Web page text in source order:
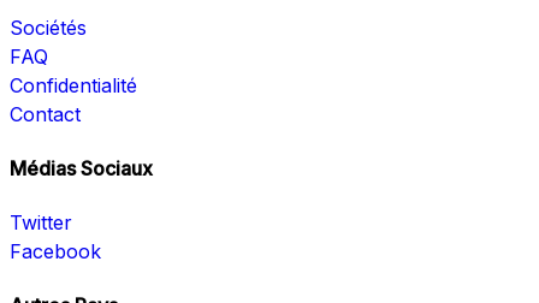
Sociétés
FAQ
Confidentialité
Contact
Médias Sociaux
Twitter
Facebook